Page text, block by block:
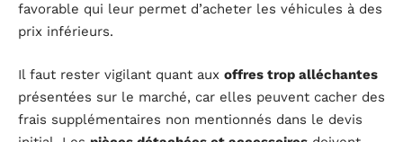
favorable qui leur permet d’acheter les véhicules à des
prix inférieurs.
Il faut rester vigilant quant aux offres trop alléchantes
présentées sur le marché, car elles peuvent cacher des
frais supplémentaires non mentionnés dans le devis